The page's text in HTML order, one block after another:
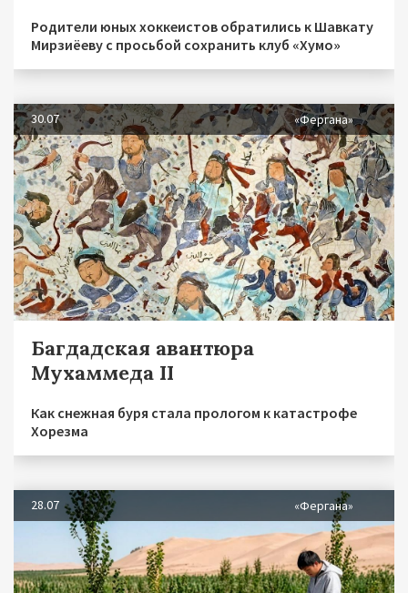
Родители юных хоккеистов обратились к Шавкату
Мирзиёеву с просьбой сохранить клуб «Хумо»
30.07 «Фергана»
Багдадская авантюра
Мухаммеда II
Как снежная буря стала прологом к катастрофе
Хорезма
28.07 «Фергана»